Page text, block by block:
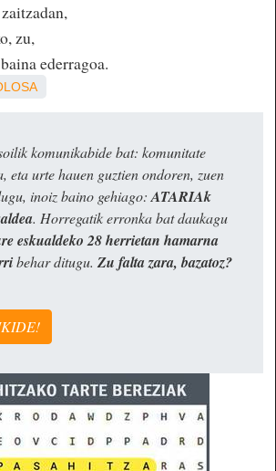
zu,
ederragoa.
komunikabide bat: komunitate
eta urte hauen guztien ondoren, zuen
inoiz baino gehiago:ATARIAk
. Horregatik erronka bat daukagu
eskualdeko 28 herrietan hamarna
behar ditugu. Zu falta zara, bazatoz?